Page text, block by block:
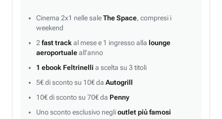
Cinema 2x1 nelle saleThe Space, compresi i
weekend
2 fast track al mese e 1 ingresso alla lounge
aeroportualeall’anno
1 ebook Feltrinelli a scelta su 3 titoli
5€ di sconto su 10€ da Autogrill
10€ di sconto su 70€ da Penny
Uno sconto esclusivo neglioutlet più famosi